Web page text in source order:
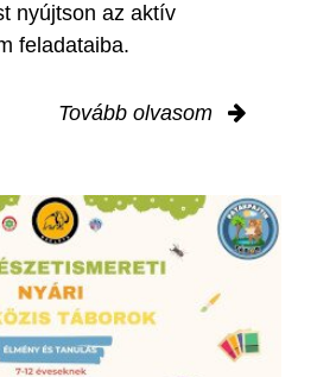
nyújtson az aktív
feladataiba.
Tovább olvasom